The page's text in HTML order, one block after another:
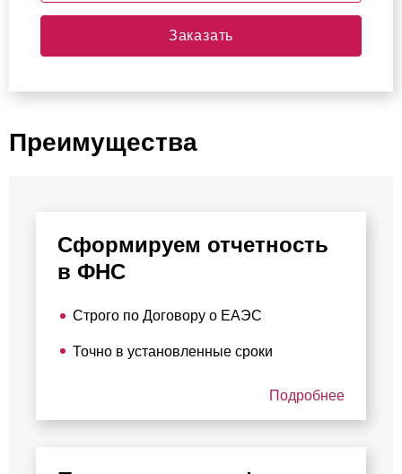
Заказать
Преимущества
Сформируем отчетность
в ФНС
Строго по Договору о ЕАЭС
Точно в установленные сроки
Подробнее